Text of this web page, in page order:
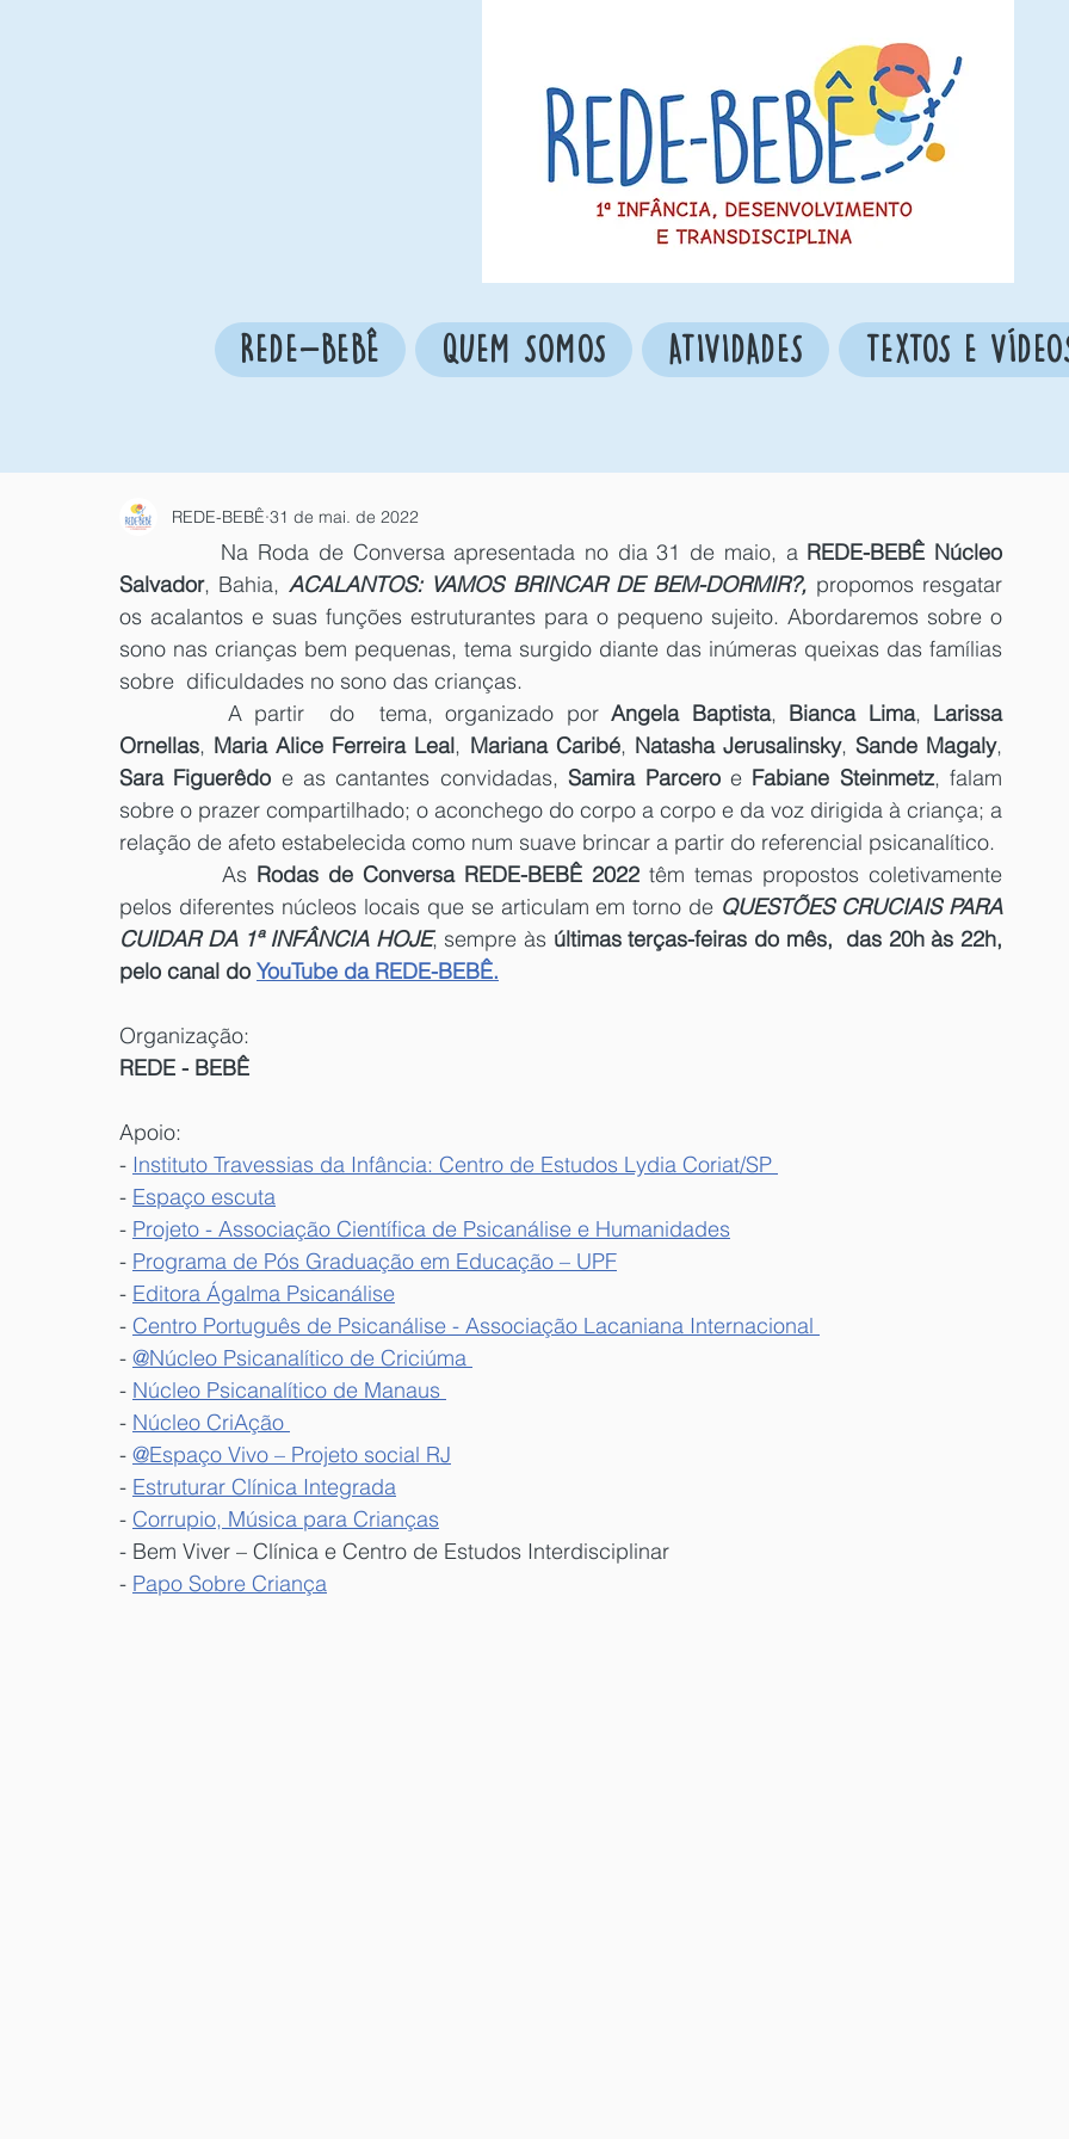
REDE-BEBÊ QUEM SOMOS ATIVIDADES TEXTOS E
REDE-BEBÊ 31 de mai. de 2022
		Na Roda de Conversa apresentada no dia 31 de maio, a
REDE-BEBÊ Núcleo
Salvador, Bahia, ACALANTOS: VAMOS BRINCAR DE BEM-DORMIR?, propomos resgatar
os acalantos e suas funções estruturantes para o pequeno sujeito. Abordaremos sobre o
sono nas crianças bem pequenas, tema surgido diante das inúmeras queixas das famílias
sobre  dificuldades no sono das crianças.
		A partir  do  tema, organizado por
Angela Baptista, Bianca Lima, Larissa
Ornellas, Maria Alice Ferreira Leal, Mariana Caribé, Natasha Jerusalinsky, Sande Magaly
Sara Figuerêdo e as cantantes convidadas, Samira Parcero e Fabiane Steinmetz, falam
sobre o prazer compartilhado; o aconchego do corpo a corpo e da voz dirigida à criança; a
relação de afeto estabelecida como num suave brincar a partir do referencial psicanalítico.
		As
Rodas de Conversa REDE-BEBÊ 2022 têm temas propostos coletivamente
pelos diferentes núcleos locais que se articulam em torno de QUESTÕES CRUCIAIS PARA
CUIDAR DA 1ª INFÂNCIA HOJE, sempre às últimas terças-feiras do mês,  das 20h às 22h,
pelo canal do YouTube da REDE-BEBÊ.
Organização:
REDE - BEBÊ
Apoio:
- Instituto Travessias da Infância: Centro de Estudos Lydia Coriat/SP
- Espaço escuta
- Projeto - Associação Científica de Psicanálise e Humanidades
- Programa de Pós Graduação em Educação – UPF
- Editora Ágalma Psicanálise
- Centro Português de Psicanálise - Associação Lacaniana Internacional
- @Núcleo Psicanalítico de Criciúma
- Núcleo Psicanalítico de Manaus
- Núcleo CriAção
- @Espaço Vivo – Projeto social RJ
- Estruturar Clínica Integrada
- Corrupio, Música para Crianças
- Bem Viver – Clínica e Centro de Estudos Interdisciplinar
- Papo Sobre Criança